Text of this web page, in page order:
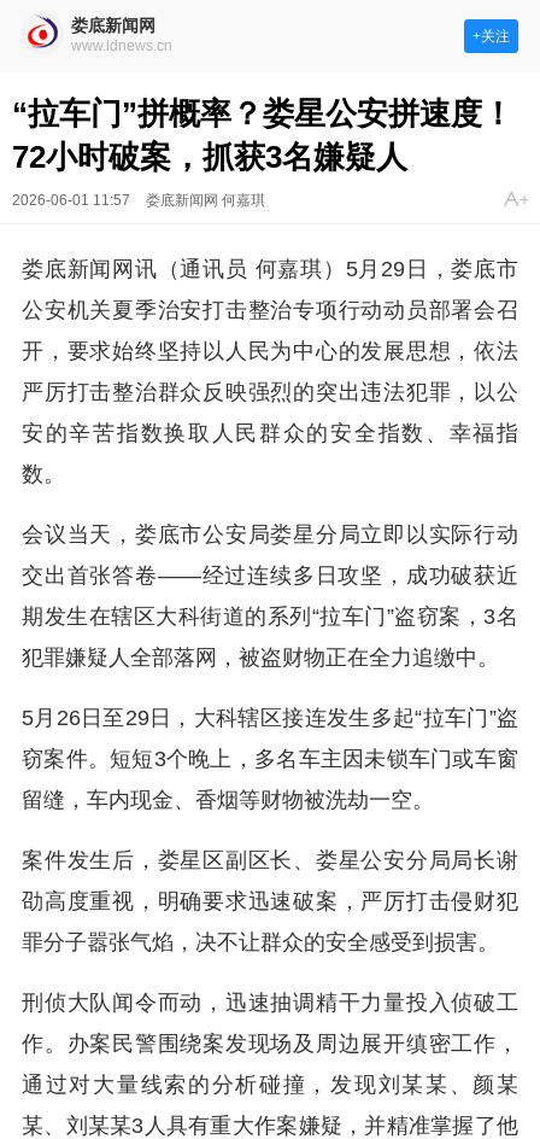
娄底新闻网
www.ldnews.cn
+关注
“拉车门”拼概率？娄星公安拼速度！
72小时破案，抓获3名嫌疑人
2026-06-01 11:57 娄底新闻网 何嘉琪
娄底新闻网讯（通讯员 何嘉琪）5月29日，娄底市
公安机关夏季治安打击整治专项行动动员部署会召
开，要求始终坚持以人民为中心的发展思想，依法
严厉打击整治群众反映强烈的突出违法犯罪，以公
安的辛苦指数换取人民群众的安全指数、幸福指
数。
会议当天，娄底市公安局娄星分局立即以实际行动
交出首张答卷——经过连续多日攻坚，成功破获近
期发生在辖区大科街道的系列“拉车门”盗窃案，3名
犯罪嫌疑人全部落网，被盗财物正在全力追缴中。
5月26日至29日，大科辖区接连发生多起“拉车门”盗
窃案件。短短3个晚上，多名车主因未锁车门或车窗
留缝，车内现金、香烟等财物被洗劫一空。
案件发生后，娄星区副区长、娄星公安分局局长谢
劭高度重视，明确要求迅速破案，严厉打击侵财犯
罪分子嚣张气焰，决不让群众的安全感受到损害。
刑侦大队闻令而动，迅速抽调精干力量投入侦破工
作。办案民警围绕案发现场及周边展开缜密工作，
通过对大量线索的分析碰撞，发现刘某某、颜某
某、刘某某3人具有重大作案嫌疑，并精准掌握了他